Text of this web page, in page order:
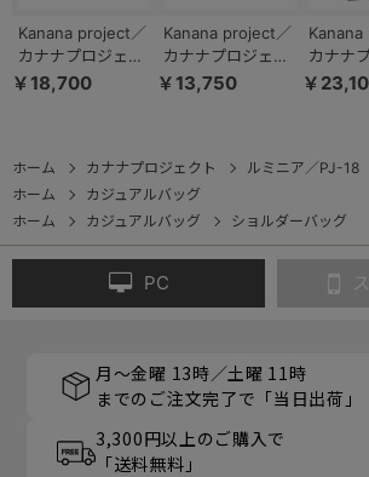
Kanana project／
カナナプロジェク
ト PJ-18 ショルダ
￥18,700
Kanana project／
カナナプロジェク
ト カナナモノグラ
￥13,750
カナナ
ト PJ-
￥
ホーム カナナプロジェクト
ルミニア／PJ-18
ホーム
カジュアルバッグ
ホーム
カジュアルバッグ ショルダーバッグ
PC
月～金曜 13時／土曜 11時
までのご注文完了で「当日出荷」
3,300円以上のご購入で
「送料無料」